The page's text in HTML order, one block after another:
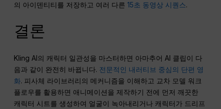
의 아이덴티티를 저장하고 여러 다른15초 동영상 시퀀스.
결론
Kling AI의 캐릭터 일관성을 마스터하면 아마추어 AI 클립이 다
음과 같이 완전히 바뀝니다. 전문적인 내러티브 중심의 단편 영
화. 피사체 라이브러리의 메커니즘을 이해하고 교차 모델 워크
플로우를 활용하면 애니메이션을 제작하기 전에 먼저 깨끗한
캐릭터 시트를 생성하여 얼굴이 녹아내리거나 캐릭터가 드리프